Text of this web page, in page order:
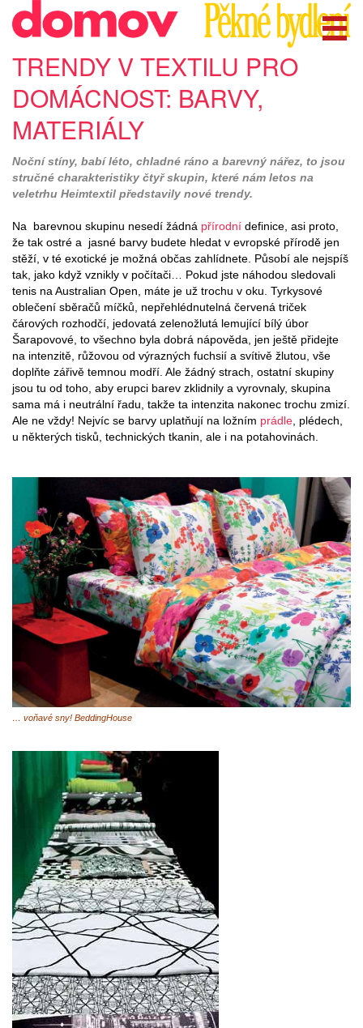
TRENDY V TEXTILU PRO
DOMÁCNOST: BARVY,
MATERIÁLY
Noční stíny, babí léto, chladné ráno a barevný nářez, to jsou
stručné charakteristiky čtyř skupin, které nám letos na
veletrhu Heimtextil představily nové trendy.
Na barevnou skupinu nesedí žádná přírodní definice, asi proto,
že tak ostré a jasné barvy budete hledat v evropské přírodě jen
stěží, v té exotické je možná občas zahlídnete. Působí ale nejspíš
tak, jako když vznikly v počítači… Pokud jste náhodou sledovali
tenis na Australian Open, máte je už trochu v oku. Tyrkysové
oblečení sběračů míčků, nepřehlédnutelná červená triček
čárových rozhodčí, jedovatá zelenožlutá lemující bílý úbor
Šarapovové, to všechno byla dobrá nápověda, jen ještě přidejte
na intenzitě, růžovou od výrazných fuchsií a svítivě žlutou, vše
doplňte zářivě temnou modří. Ale žádný strach, ostatní skupiny
jsou tu od toho, aby erupci barev zklidnily a vyrovnaly, skupina
sama má i neutrální řadu, takže ta intenzita nakonec trochu zmizí.
Ale ne vždy! Nejvíc se barvy uplatňují na ložním prádle , plédech,
u některých tisků, technických tkanin, ale i na potahovinách.
… voňavé sny! BeddingHouse